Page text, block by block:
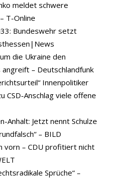
meldet schwere
T-Online
Bundeswehr setzt
die Ukraine den
– Deutschlandfunk
Innenpolitiker
CSD-Anschlag viele offene
Anhalt: Jetzt nennt Schulze
– BILD
vorn – CDU profitiert nicht
Sprüche“ –